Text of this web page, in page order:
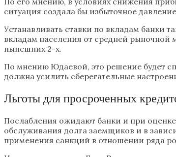
ситуация создала бы избыточное
Устанавливать ставки по вкладам банки
вкладам населения от средней рыночной
нынешних 2-х.
По мнению Юдаевой, это решение будет
должна усилить сберегательные
Льготы для просроченных
Послабления ожидают банки и при
обслуживания долга заемщиков и в
применения санкций в отношении ряда